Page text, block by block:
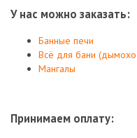
У нас можно заказать:
Банные печи
Всё для бани
Мангалы
Принимаем оплату: